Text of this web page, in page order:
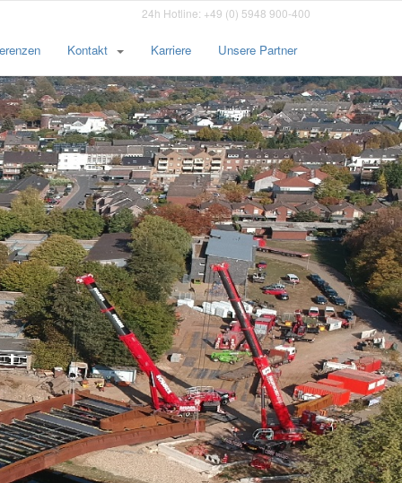
24h Hotline: +49 (0) 5948 900-400
Kontakt Karriere Unsere Partner